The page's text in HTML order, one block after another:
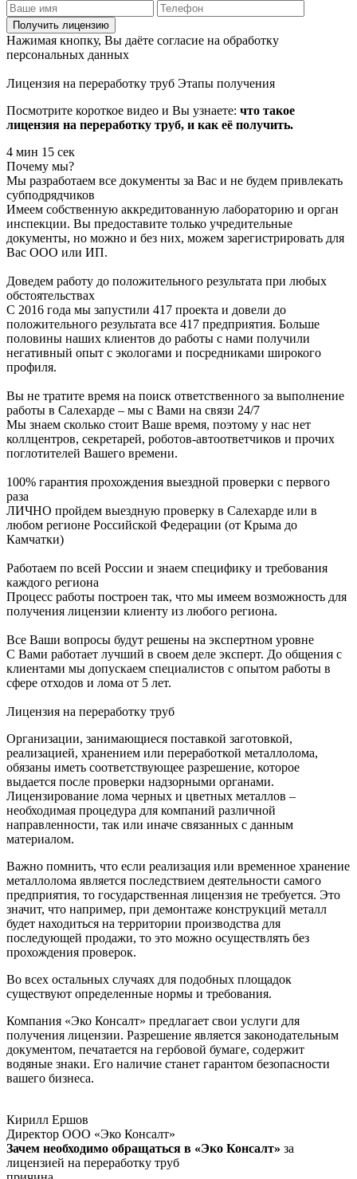
Получить лицензию
Нажимая кнопку, Вы даёте согласие на обработку
персональных данных
Лицензия на переработку труб Этапы получения
Посмотрите короткое видео и Вы узнаете: что такое
лицензия на переработку труб, и как её получить.
4 мин 15 сек
Почему мы?
Мы разработаем все документы за Вас и не будем привлекать
субподрядчиков
Имеем собственную аккредитованную лабораторию и орган
инспекции. Вы предоставите только учредительные
документы, но можно и без них, можем зарегистрировать для
Вас ООО или ИП.
Доведем работу до положительного результата при любых
обстоятельствах
С 2016 года мы запустили 417 проекта и довели до
положительного результата все 417 предприятия. Больше
половины наших клиентов до работы с нами получили
негативный опыт с экологами и посредниками широкого
профиля.
Вы не тратите время на поиск ответственного за выполнение
работы в Салехарде – мы с Вами на связи 24/7
Мы знаем сколько стоит Ваше время, поэтому у нас нет
коллцентров, секретарей, роботов-автоответчиков и прочих
поглотителей Вашего времени.
100% гарантия прохождения выездной проверки с первого
раза
ЛИЧНО пройдем выездную проверку в Салехарде или в
любом регионе Российской Федерации (от Крыма до
Камчатки)
Работаем по всей России и знаем специфику и требования
каждого региона
Процесс работы построен так, что мы имеем возможность для
получения лицензии клиенту из любого региона.
Все Ваши вопросы будут решены на экспертном уровне
С Вами работает лучший в своем деле эксперт. До общения с
клиентами мы допускаем специалистов с опытом работы в
сфере отходов и лома от 5 лет.
Лицензия на переработку труб
Организации, занимающиеся поставкой заготовкой,
реализацией, хранением или переработкой металлолома,
обязаны иметь соответствующее разрешение, которое
выдается после проверки надзорными органами.
Лицензирование лома черных и цветных металлов –
необходимая процедура для компаний различной
направленности, так или иначе связанных с данным
материалом.
Важно помнить, что если реализация или временное хранение
металлолома является последствием деятельности самого
предприятия, то государственная лицензия не требуется. Это
значит, что например, при демонтаже конструкций металл
будет находиться на территории производства для
последующей продажи, то это можно осуществлять без
прохождения проверок.
Во всех остальных случаях для подобных площадок
существуют определенные нормы и требования.
Компания «Эко Консалт» предлагает свои услуги для
получения лицензии. Разрешение является законодательным
документом, печатается на гербовой бумаге, содержит
водяные знаки. Его наличие станет гарантом безопасности
вашего бизнеса.
Кирилл Ершов
Директор ООО «Эко Консалт»
Зачем необходимо обращаться в «Эко Консалт» за
лицензией на переработку труб